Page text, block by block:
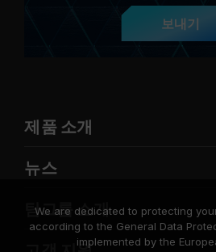
보내기
제품 소개
뉴스
팀그룹 소개
We are dedicated to protecting
according to the General Data
implemented by the